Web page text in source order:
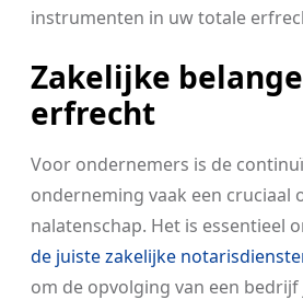
instrumenten in uw totale
Zakelijke
erfrecht
Voor ondernemers is de
onderneming vaak een cruciaal
nalatenschap. Het is essentieel
de juiste zakelijke
om de opvolging van een